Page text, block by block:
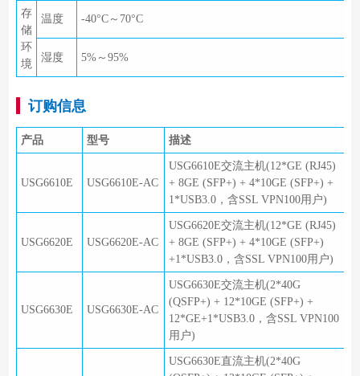
存
储
环
境
温度 -40°C～70°C
湿度 5%～95%
订购信息
产品 型号 描述
USG6610E USG6610E-AC
USG6610E交流主机(12*GE (RJ45)
+ 8GE (SFP+) + 4*10GE (SFP+) +
1*USB3.0，含SSL VPN100用户)
USG6620E USG6620E-AC
USG6620E交流主机(12*GE (RJ45)
+ 8GE (SFP+) + 4*10GE (SFP+)
+1*USB3.0，含SSL VPN100用户)
USG6630E USG6630E-AC
USG6630E交流主机(2*40G
(QSFP+) + 12*10GE (SFP+) +
12*GE+1*USB3.0，含SSL VPN100
用户)
USG6630E直流主机(2*40G